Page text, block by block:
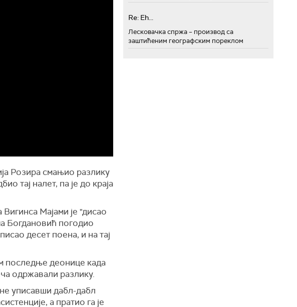
Розира смањио разлику
тај налет, па је до краја
Мајами је "дисао
Богдановић погодио
десет поена, и на тај
последње деонице када
одржавали разлику.
уписавши дабл-дабл
а пратио га је
Re: Eh...
Лесковачка спржа – производ са
заштићеним географским пореклом